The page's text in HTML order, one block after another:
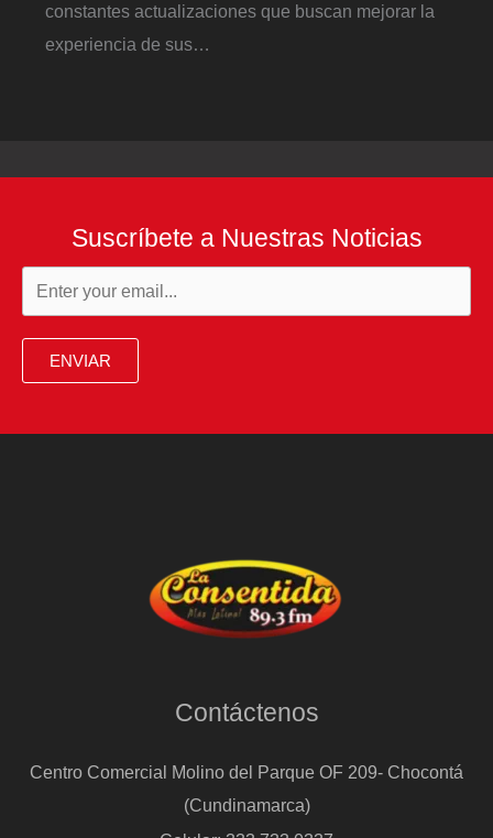
constantes actualizaciones que buscan mejorar la
experiencia de sus…
Suscríbete a Nuestras Noticias
ENVIAR
Contáctenos
Centro Comercial Molino del Parque OF 209- Chocontá
(Cundinamarca)